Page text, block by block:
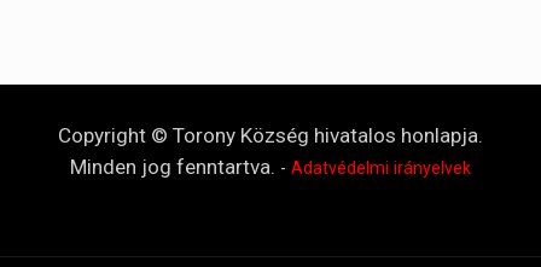
Copyright © Torony Község hivatalos honlapja.
Minden jog fenntartva. - Adatvédelmi irányelvek